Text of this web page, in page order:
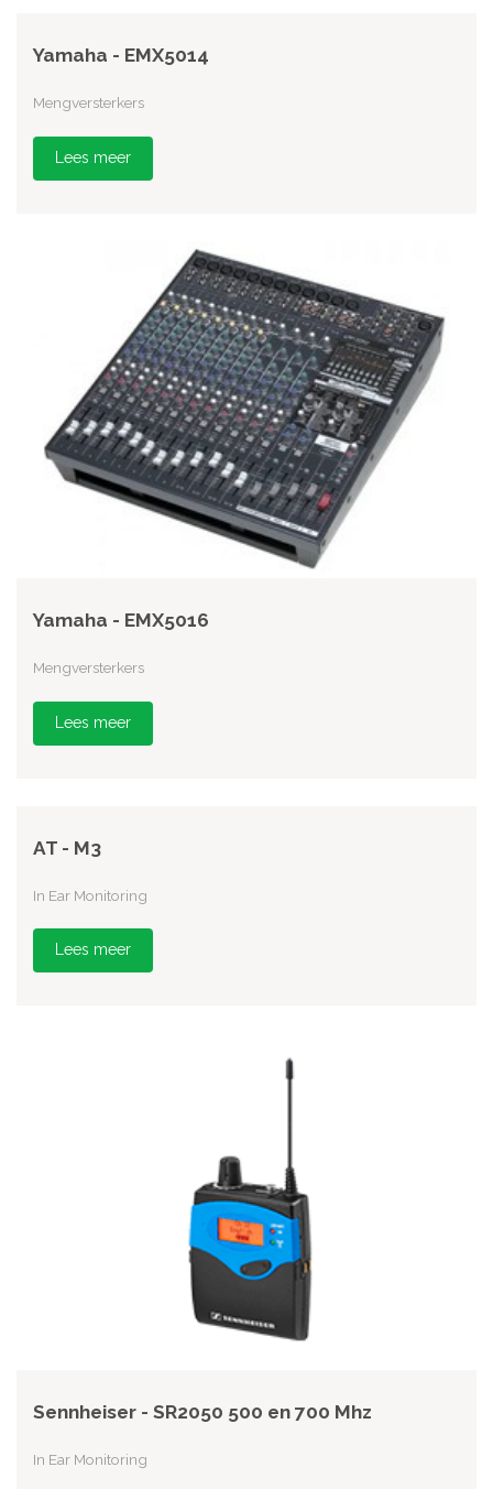
Yamaha - EMX5014
Mengversterkers
Lees meer
Yamaha - EMX5016
Mengversterkers
Lees meer
AT - M3
In Ear Monitoring
Lees meer
Sennheiser - SR2050 500 en 700 Mhz
In Ear Monitoring